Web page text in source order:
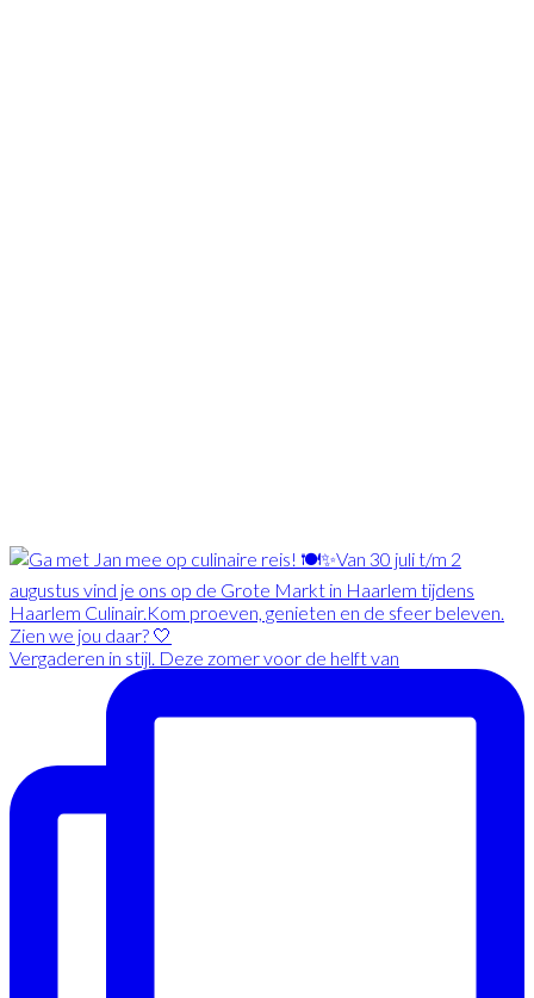
Vergaderen in stijl. Deze zomer voor de helft van